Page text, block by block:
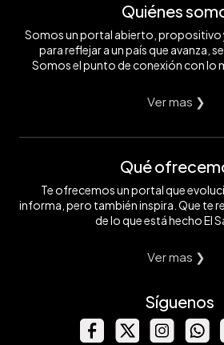
Quiénes
Somos un portal abierto, propositivo
para reflejar a un país que avanza,
Somos el punto de conexión con lo
Ver mas ❯
Qué
Te ofrecemos un portal que
informa, pero también inspira. Que te
de lo que está hecho El
Ver mas ❯
Síguenos